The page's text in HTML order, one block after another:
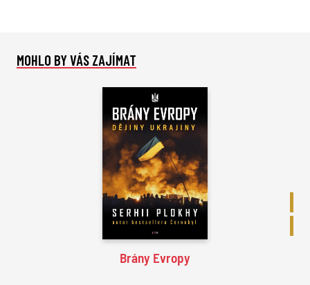
MOHLO BY VÁS ZAJÍMAT
Brány Evropy